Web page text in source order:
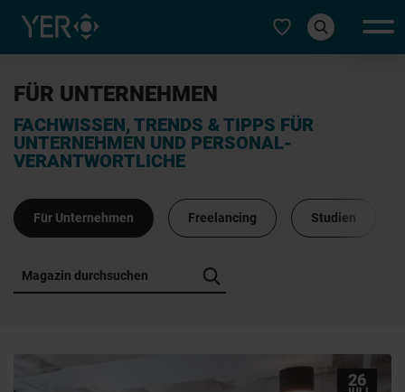
Typ auswählen
Für Unternehmen Freelancing Studien
FÜR UNTERNEHMEN
FACHWISSEN, TRENDS & TIPPS FÜR
UNTERNEHMEN UND PERSONAL-
VERANTWORTLICHE
26